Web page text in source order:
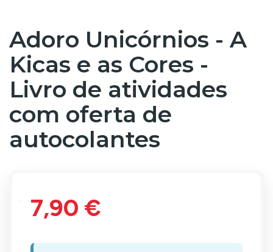
Adoro Unicórnios - A
Kicas e as Cores -
Livro de atividades
com oferta de
autocolantes
7,90 €